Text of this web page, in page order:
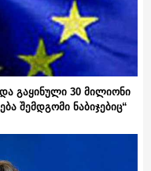
და გაყინული 30 მილიონი
შემდგომი ნაბიჯებიც“